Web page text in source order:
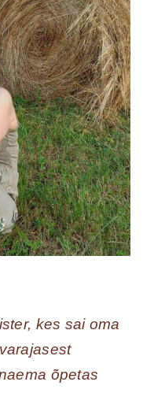
kes sai oma
õpetas